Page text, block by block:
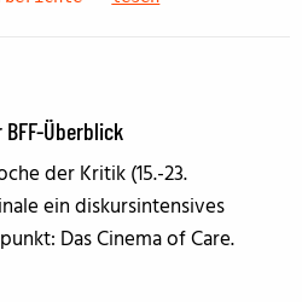
Überblick
der Kritik (15.-23.
ein diskursintensives
Das Cinema of Care.